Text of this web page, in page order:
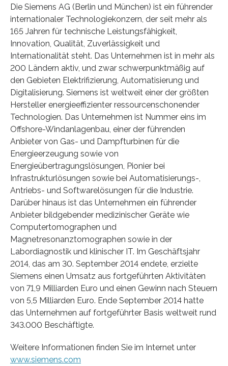
Die Siemens AG (Berlin und München) ist ein führender
internationaler Technologiekonzern, der seit mehr als
165 Jahren für technische Leistungsfähigkeit,
Innovation, Qualität, Zuverlässigkeit und
Internationalität steht. Das Unternehmen ist in mehr als
200 Ländern aktiv, und zwar schwerpunktmäßig auf
den Gebieten Elektrifizierung, Automatisierung und
Digitalisierung. Siemens ist weltweit einer der größten
Hersteller energieeffizienter ressourcenschonender
Technologien. Das Unternehmen ist Nummer eins im
Offshore-Windanlagenbau, einer der führenden
Anbieter von Gas- und Dampfturbinen für die
Energieerzeugung sowie von
Energieübertragungslösungen, Pionier bei
Infrastrukturlösungen sowie bei Automatisierungs-,
Antriebs- und Softwarelösungen für die Industrie.
Darüber hinaus ist das Unternehmen ein führender
Anbieter bildgebender medizinischer Geräte wie
Computertomographen und
Magnetresonanztomographen sowie in der
Labordiagnostik und klinischer IT. Im Geschäftsjahr
2014, das am 30. September 2014 endete, erzielte
Siemens einen Umsatz aus fortgeführten Aktivitäten
von 71,9 Milliarden Euro und einen Gewinn nach Steuern
von 5,5 Milliarden Euro. Ende September 2014 hatte
das Unternehmen auf fortgeführter Basis weltweit rund
343.000 Beschäftigte.
Weitere Informationen finden Sie im Internet unter
www.siemens.com